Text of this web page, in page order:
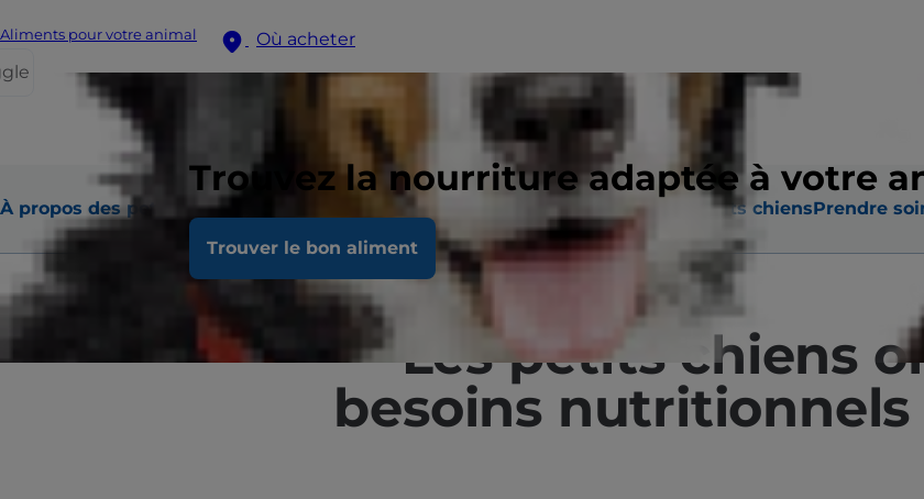
Aliments pour votre animal
Où acheter
Trouvez la nourriture adaptée à votre
Trouver le bon aliment
À propos des petits chiens Aliments pour petits chiensPrendre
Les petits chiens
besoins